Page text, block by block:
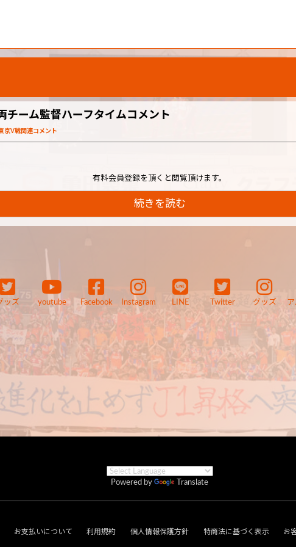
ーム監督ハーフタイムコメント
京V戦関連コメント
有料会員登録を頂くと閲覧頂けます。
続きを読む
ッズ youtube Facebook Instagram LINE Twitter グッズ
Powered by Translate
お支払いについて 利用規約 個人情報保護方針 特商法に基づく表示 お